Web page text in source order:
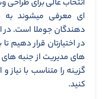
انتخاب عالی برای
ای معرفی میشوند به
دهندگان جوملا است.
در اختیارتان قرار دهیم
های مدیریت از جنبه
گزینه را متناسب با نیاز و
کنید.